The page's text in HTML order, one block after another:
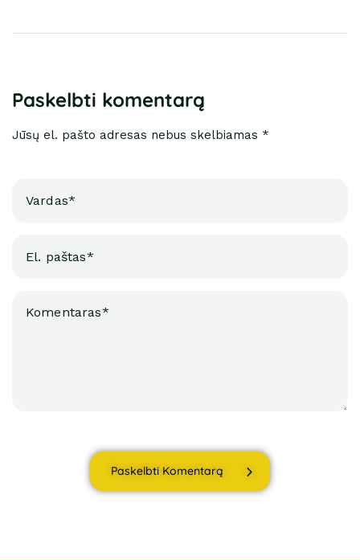
Paskelbti komentarą
Jūsų el. pašto adresas nebus skelbiamas *
Paskelbti Komentarą